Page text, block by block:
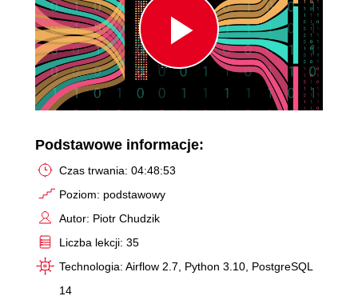
Play
Video
Podstawowe informacje:
Czas trwania: 04:48:53
Poziom: podstawowy
Autor: Piotr Chudzik
Liczba lekcji: 35
Technologia: Airflow 2.7, Python 3.10, PostgreSQL
14